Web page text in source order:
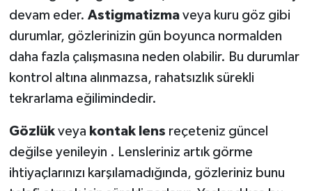
devam eder. Astigmatizmaveya kuru göz gibi
durumlar, gözlerinizin gün boyunca normalden
daha fazla çalışmasına neden olabilir. Bu durumlar
kontrol altına alınmazsa, rahatsızlık sürekli
tekrarlama eğilimindedir.
Gözlükveya kontak lens reçeteniz güncel
değilse yenileyin . Lensleriniz artık görme
ihtiyaçlarınızı karşılamadığında, gözleriniz bunu